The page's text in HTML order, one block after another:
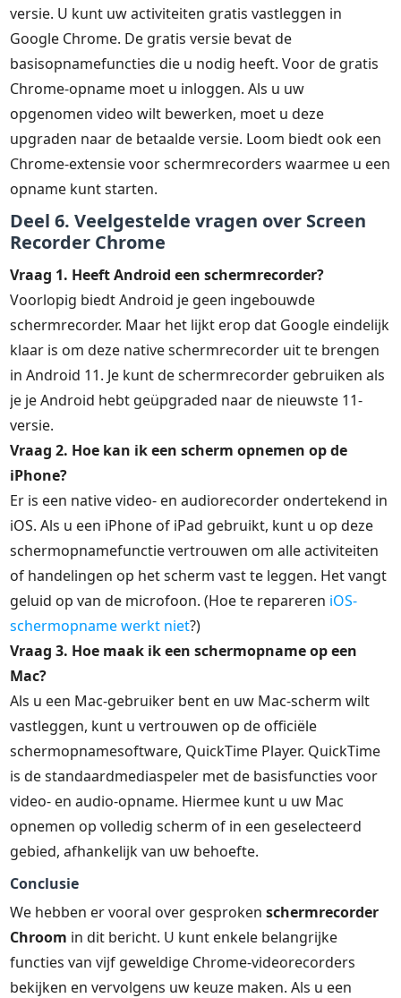
versie. U kunt uw activiteiten gratis vastleggen in
Google Chrome. De gratis versie bevat de
basisopnamefuncties die u nodig heeft. Voor de gratis
Chrome-opname moet u inloggen. Als u uw
opgenomen video wilt bewerken, moet u deze
upgraden naar de betaalde versie. Loom biedt ook een
Chrome-extensie voor schermrecorders waarmee u een
opname kunt starten.
Deel 6. Veelgestelde vragen over Screen
Recorder Chrome
Vraag 1. Heeft Android een schermrecorder?
Voorlopig biedt Android je geen ingebouwde
schermrecorder. Maar het lijkt erop dat Google eindelijk
klaar is om deze native schermrecorder uit te brengen
in Android 11. Je kunt de schermrecorder gebruiken als
je je Android hebt geüpgraded naar de nieuwste 11-
versie.
Vraag 2. Hoe kan ik een scherm opnemen op de
iPhone?
Er is een native video- en audiorecorder ondertekend in
iOS. Als u een iPhone of iPad gebruikt, kunt u op deze
schermopnamefunctie vertrouwen om alle activiteiten
of handelingen op het scherm vast te leggen. Het vangt
geluid op van de microfoon. (Hoe te repareren iOS-
schermopname werkt niet?)
Vraag 3. Hoe maak ik een schermopname op een
Mac?
Als u een Mac-gebruiker bent en uw Mac-scherm wilt
vastleggen, kunt u vertrouwen op de officiële
schermopnamesoftware, QuickTime Player. QuickTime
is de standaardmediaspeler met de basisfuncties voor
video- en audio-opname. Hiermee kunt u uw Mac
opnemen op volledig scherm of in een geselecteerd
gebied, afhankelijk van uw behoefte.
Conclusie
We hebben er vooral over gesprokenschermrecorder
Chroom in dit bericht. U kunt enkele belangrijke
functies van vijf geweldige Chrome-videorecorders
bekijken en vervolgens uw keuze maken. Als u een